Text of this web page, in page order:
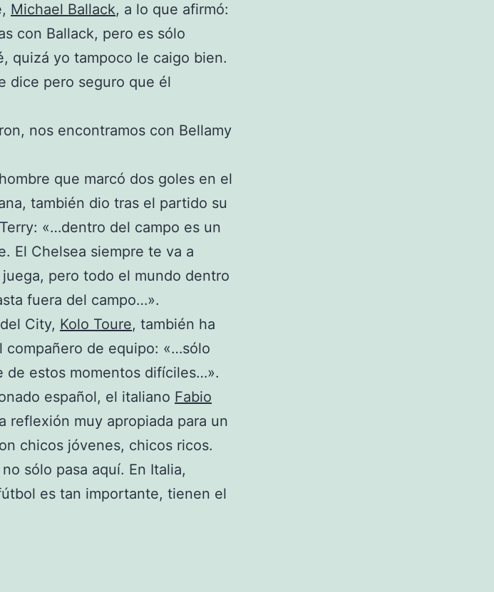
Michael Ballack, a lo que afirmó:
con Ballack, pero es sólo
quizá yo tampoco le caigo bien.
dice pero seguro que él
nos encontramos con Bellamy
que marcó dos goles en el
también dio tras el partido su
«…dentro del campo es un
El Chelsea siempre te va a
pero todo el mundo dentro
fuera del campo…».
City, Kolo Toure, también ha
compañero de equipo: «…sólo
de estos momentos difíciles…».
español, el italiano Fabio
reflexión muy apropiada para un
chicos jóvenes, chicos ricos.
sólo pasa aquí. En Italia,
es tan importante, tienen el